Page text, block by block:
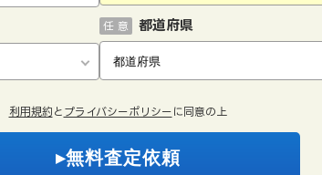
都道府県
任 意
利用規約 と プライバシーポリシー に同意の上